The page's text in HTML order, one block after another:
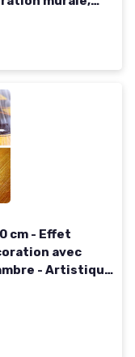
cm - Effet
avec
- Artistique
120L x 40l cm